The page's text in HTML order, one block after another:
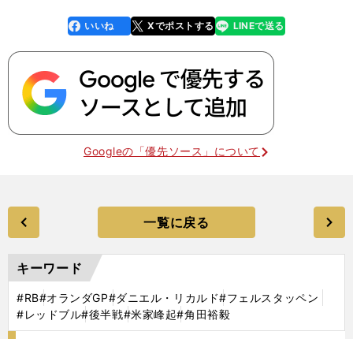
faceboo
k
いいね Xでポストする
line LINEで送る
Googleの「優先ソース」について
一覧に戻る
キーワード
#RB#オランダGP#ダニエル・リカルド#フェルスタッペン
#レッドブル#後半戦#米家峰起#角田裕毅